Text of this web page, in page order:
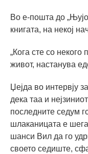
Во е-пошта до
книгата, на некој
„Кога сте со
живот, настанува
Џејда во интервју
дека таа и
последните седум
шлаканицата е
шанси Вил да го
своето седиште,